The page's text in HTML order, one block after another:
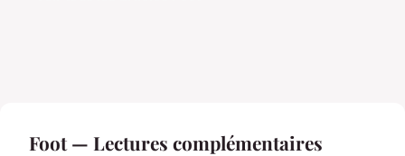
Foot — Lectures complémentaires